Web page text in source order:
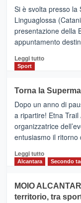
Al
via
i
collegamenti
Si è svolta presso la
Linguaglossa
presentazione della
appuntamento
Leggi tuttoLeggi
BROOKS
dell’Etna,
presentata
l’edizione
2026
Sport
Torna la
Dopo un anno di
a ripartire! Etna
organizzatrice
entusiasmo il ritorno
Leggi tuttoLeggi
Torna
la
Alcantara Secondo
MOIO
territorio, tra